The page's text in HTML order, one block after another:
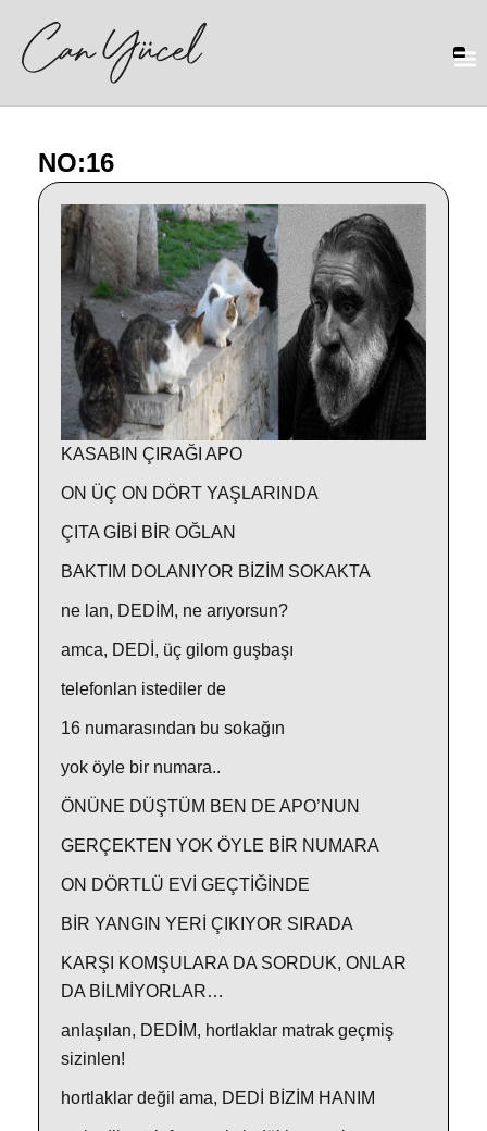
NO:16
KASABIN ÇIRAĞI APO
ON ÜÇ ON DÖRT YAŞLARINDA
ÇITA GİBİ BİR OĞLAN
BAKTIM DOLANIYOR BİZİM SOKAKTA
ne lan, DEDİM, ne arıyorsun?
amca, DEDİ, üç gilom guşbaşı
telefonlan istediler de
16 numarasından bu sokağın
yok öyle bir numara..
ÖNÜNE DÜŞTÜM BEN DE APO’NUN
GERÇEKTEN YOK ÖYLE BİR NUMARA
ON DÖRTLÜ EVİ GEÇTİĞİNDE
BİR YANGIN YERİ ÇIKIYOR SIRADA
KARŞI KOMŞULARA DA SORDUK, ONLAR
DA BİLMİYORLAR…
anlaşılan, DEDİM, hortlaklar matrak geçmiş
sizinlen!
hortlaklar değil ama, DEDİ BİZİM HANIM